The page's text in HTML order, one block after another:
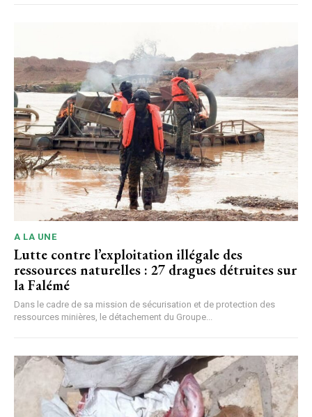
A LA UNE
Lutte contre l’exploitation illégale des
ressources naturelles : 27 dragues détruites sur
la Falémé
Dans le cadre de sa mission de sécurisation et de protection des
ressources minières, le détachement du Groupe...